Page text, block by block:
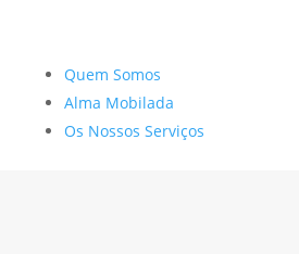
Quem Somos
Alma Mobilada
Os Nossos Serviços